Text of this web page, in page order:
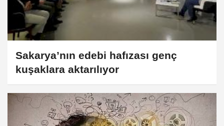
Sakarya’nın edebi hafızası genç
kuşaklara aktarılıyor